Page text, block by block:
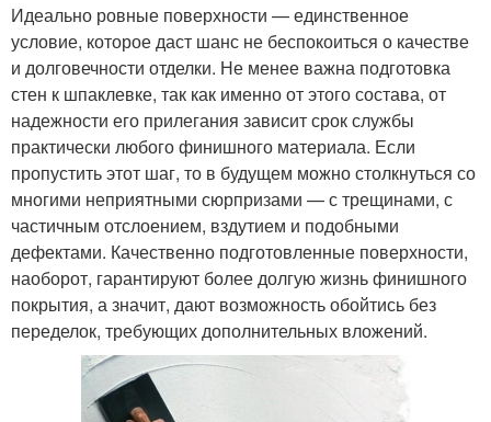
Идеально ровные поверхности — единственное
условие, которое даст шанс не беспокоиться о качестве
и долговечности отделки. Не менее важна подготовка
стен к шпаклевке, так как именно от этого состава, от
надежности его прилегания зависит срок службы
практически любого финишного материала. Если
пропустить этот шаг, то в будущем можно столкнуться со
многими неприятными сюрпризами — с трещинами, с
частичным отслоением, вздутием и подобными
дефектами. Качественно подготовленные поверхности,
наоборот, гарантируют более долгую жизнь финишного
покрытия, а значит, дают возможность обойтись без
переделок, требующих дополнительных вложений.